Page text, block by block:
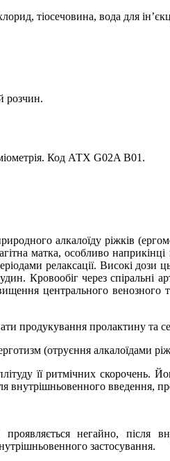
тіосечовина, вода для
розчин.
Код АТХ G02A B01.
алкалоїду ріжків
матка, особливо
релаксації. Високі
Кровообіг через спіральні
центрального венозного
продукування пролактину та
(отруєння алкалоїдами
її ритмічних скорочень.
внутрішньовенного введення,
проявляється негайно,
застосування.